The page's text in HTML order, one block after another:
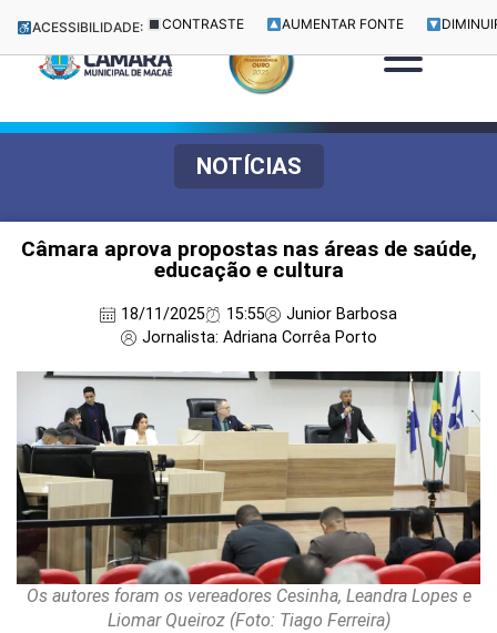
ACESSIBILIDADE: CONTRASTE AUMENTAR FONTE
NOTÍCIAS
Câmara aprova propostas nas áreas de saúde,
educação e cultura
18/11/2025 15:55
Junior Barbosa
Jornalista: Adriana Corrêa Porto
Os autores foram os vereadores Cesinha, Leandra Lopes e
Liomar Queiroz (Foto: Tiago Ferreira)